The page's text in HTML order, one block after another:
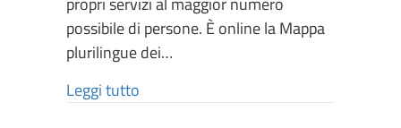
possibile di persone. È online la Mappa
plurilingue dei…
Leggi tutto